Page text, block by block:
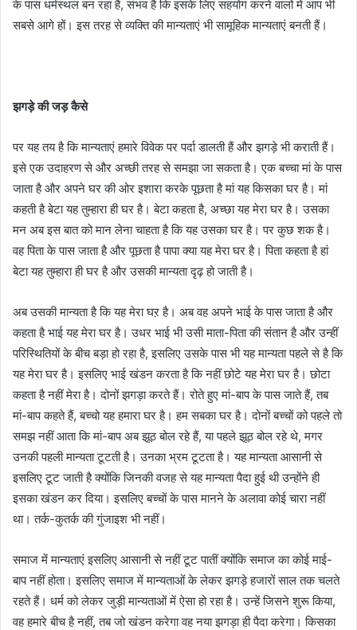
के पास धर्मस्थल बन रहा है, संभव है कि इसके लिए सहयोग करने वालों में आप भी
सबसे आगे हों। इस तरह से व्यक्ति की मान्यताएं भी सामूहिक मान्यताएं बनती हैं।
झगड़े की जड़ कैसे
पर यह तय है कि मान्यताएं हमारे विवेक पर पर्दा डालती हैं और झगड़े भी कराती हैं।
इसे एक उदाहरण से और अच्छी तरह से समझा जा सकता है। एक बच्चा मां के पास
जाता है और अपने घर की ओर इशारा करके पूछता है मां यह किसका घर है। मां
कहती है बेटा यह तुम्हारा ही घर है। बेटा कहता है, अच्छा यह मेरा घर है। उसका
मन अब इस बात को मान लेना चाहता है कि यह उसका घर है। पर कुछ शक है।
वह पिता के पास जाता है और पूछता है पापा क्या यह मेरा घर है। पिता कहता है हां
बेटा यह तुम्हारा ही घर है और उसकी मान्यता दृढ़ हो जाती है।
अब उसकी मान्यता है कि यह मेरा घऱ है। अब वह अपने भाई के पास जाता है और
कहता है भाई यह मेरा घर है। उधर भाई भी उसी माता-पिता की संतान है और उन्हीं
परिस्थितियों के बीच बड़ा हो रहा है, इसलिए उसके पास भी यह मान्यता पहले से है कि
यह मेरा घर है। इसलिए भाई खंडन करता है कि नहीं छोटे यह मेरा घर है। छोटा
कहता है नहीं मेरा है। दोनों झगड़ा करते हैं। रोते हुए मां-बाप के पास जाते हैं, तब
मां-बाप कहते हैं, बच्चो यह हमारा घर है। हम सबका घर है। दोनों बच्चों को पहले तो
समझ नहीं आता कि मां-बाप अब झूठ बोल रहे हैं, या पहले झूठ बोल रहे थे, मगर
उनकी पहली मान्यता टूटती है। उनका भ्रम टूटता है। यह मान्यता आसानी से
इसलिए टूट जाती है क्योंकि जिनकी वजह से यह मान्यता पैदा हुई थी उन्होंने ही
इसका खंडन कर दिया। इसलिए बच्चों के पास मानने के अलावा कोई चारा नहीं
था। तर्क-कुतर्क की गुंजाइश भी नहीं।
समाज में मान्यताएं इसलिए आसानी से नहीं टूट पातीं क्योंकि समाज का कोई माई-
बाप नहीं होता। इसलिए समाज में मान्यताओं के लेकर झगड़े हजारों साल तक चलते
रहते हैं। धर्म को लेकर जुड़ी मान्यताओं में ऐसा हो रहा है। उन्हें जिसने शुरू किया,
वह हमारे बीच है नहीं, तब जो खंडन करेगा वह नया झगड़ा ही पैदा करेगा। किसका